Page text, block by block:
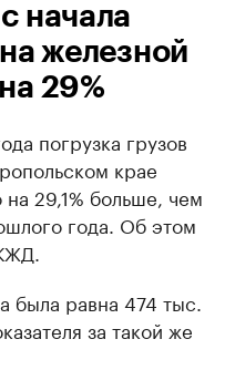
начала
железной
29%
погрузка грузов
крае
на 29,1% больше, чем
года. Об этом
была равна 474 тыс.
за такой же